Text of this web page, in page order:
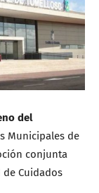
del
Municipales de
conjunta
Cuidados